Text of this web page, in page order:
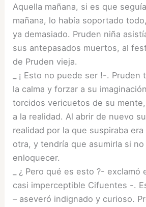
Aquella mañana, si es que
mañana, lo había soportado
ya demasiado. Pruden niña
sus antepasados muertos, al
de Pruden vieja.
_ ¡ Esto no puede ser !-.
la calma y forzar a su
torcidos vericuetos de su
a la realidad. Al abrir de nuevo
realidad por la que suspiraba
otra, y tendría que asumirla si no
enloquecer.
_ ¿ Pero qué es esto ?- exclamó
casi imperceptible Cifuentes -.
– aseveró indignado y curioso.